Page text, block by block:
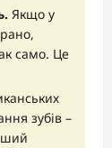
Якщо у
само. Це
зубів –